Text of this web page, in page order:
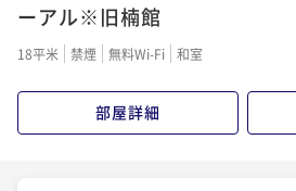
ーアル※旧楠館
18平米 禁煙 無料Wi-Fi 和室
部屋詳細